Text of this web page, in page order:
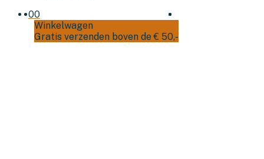
00
Winkelwagen
Gratis verzenden boven de € 50,-